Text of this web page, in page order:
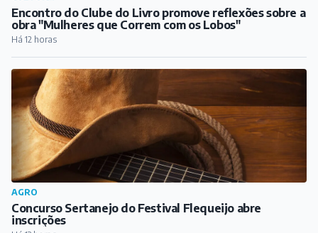
AGRO
Concurso Sertanejo do Festival Flequeijo abre
inscrições
Há 13 horas
CULTURA
Barbacena recebe 12º Divert - Encontro de Palhaços